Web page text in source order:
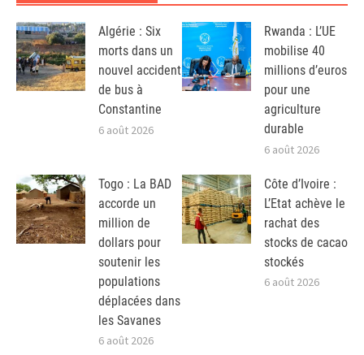
Algérie : Six
morts dans un
nouvel accident
de bus à
Constantine
6 août 2026
Rwanda : L’UE
mobilise 40
millions d’euros
pour une
agriculture
durable
6 août 2026
Togo : La BAD
accorde un
million de
dollars pour
soutenir les
populations
déplacées dans
les Savanes
6 août 2026
Côte d’Ivoire :
L’Etat achève le
rachat des
stocks de cacao
stockés
6 août 2026